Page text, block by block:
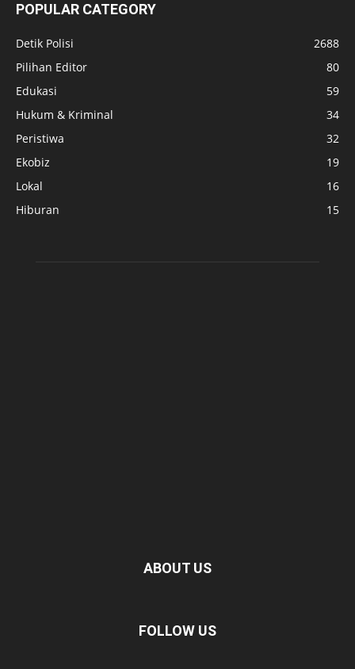
POPULAR CATEGORY
Detik Polisi
2688
Pilihan Editor
80
Edukasi
59
Hukum & Kriminal
34
Peristiwa
32
Ekobiz
19
Lokal
16
Hiburan
15
ABOUT US
FOLLOW US